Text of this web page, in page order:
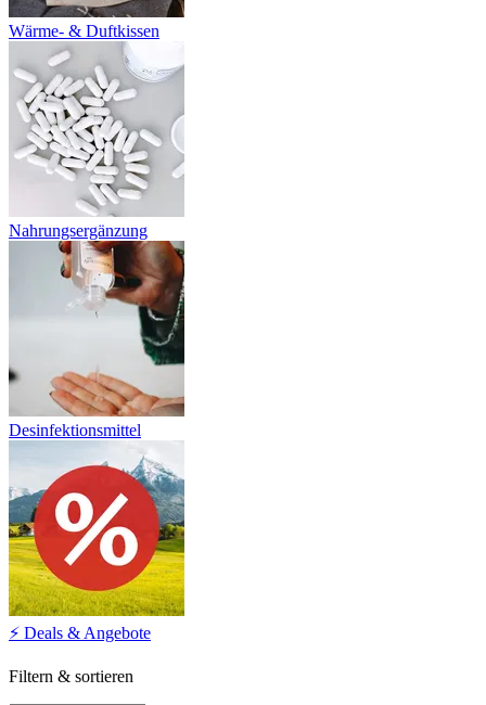
Wärme- & Duftkissen
Nahrungsergänzung
Desinfektionsmittel
⚡ Deals & Angebote
Filtern & sortieren